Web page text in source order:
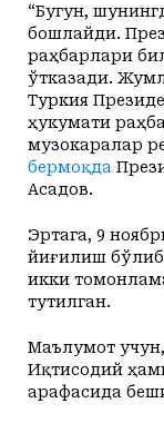
“Бугун,
бошлайди.
раҳбарлари
ўтказади.
Туркия
ҳукумати
музокаралар
бермоқда
Асадов.
Эртага, 9
йиғилиш бўлиб
икки
тутилган.
Маълумот
Иқтисодий
арафасида